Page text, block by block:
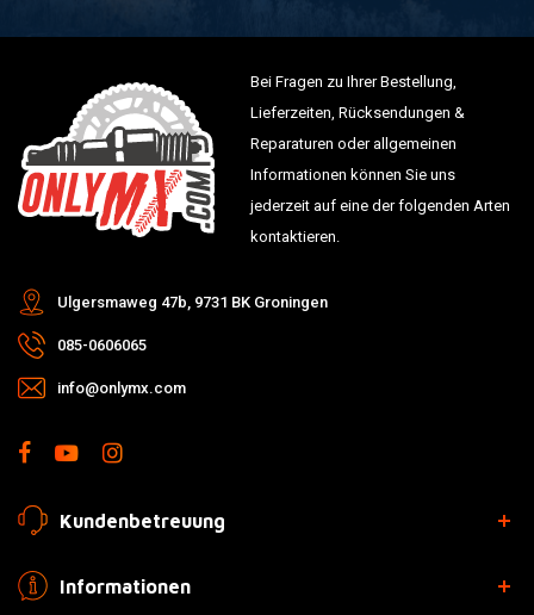
Bei Fragen zu Ihrer Bestellung,
Lieferzeiten, Rücksendungen &
Reparaturen oder allgemeinen
Informationen können Sie uns
jederzeit auf eine der folgenden Arten
kontaktieren.
Ulgersmaweg 47b, 9731 BK Groningen
085-0606065
info@onlymx.com
Kundenbetreuung
Informationen